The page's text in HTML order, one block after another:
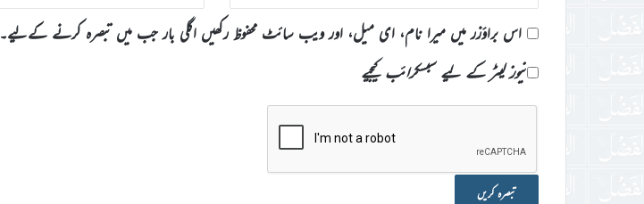
اس براؤزر میں میرا نام، ای میل، اور ویب سائٹ محفوظ رکھیں اگلی بار جب میں تبصرہ کرنے کےلیے۔
نیوز لیٹر کے لیے سبسکرائب کیجیے